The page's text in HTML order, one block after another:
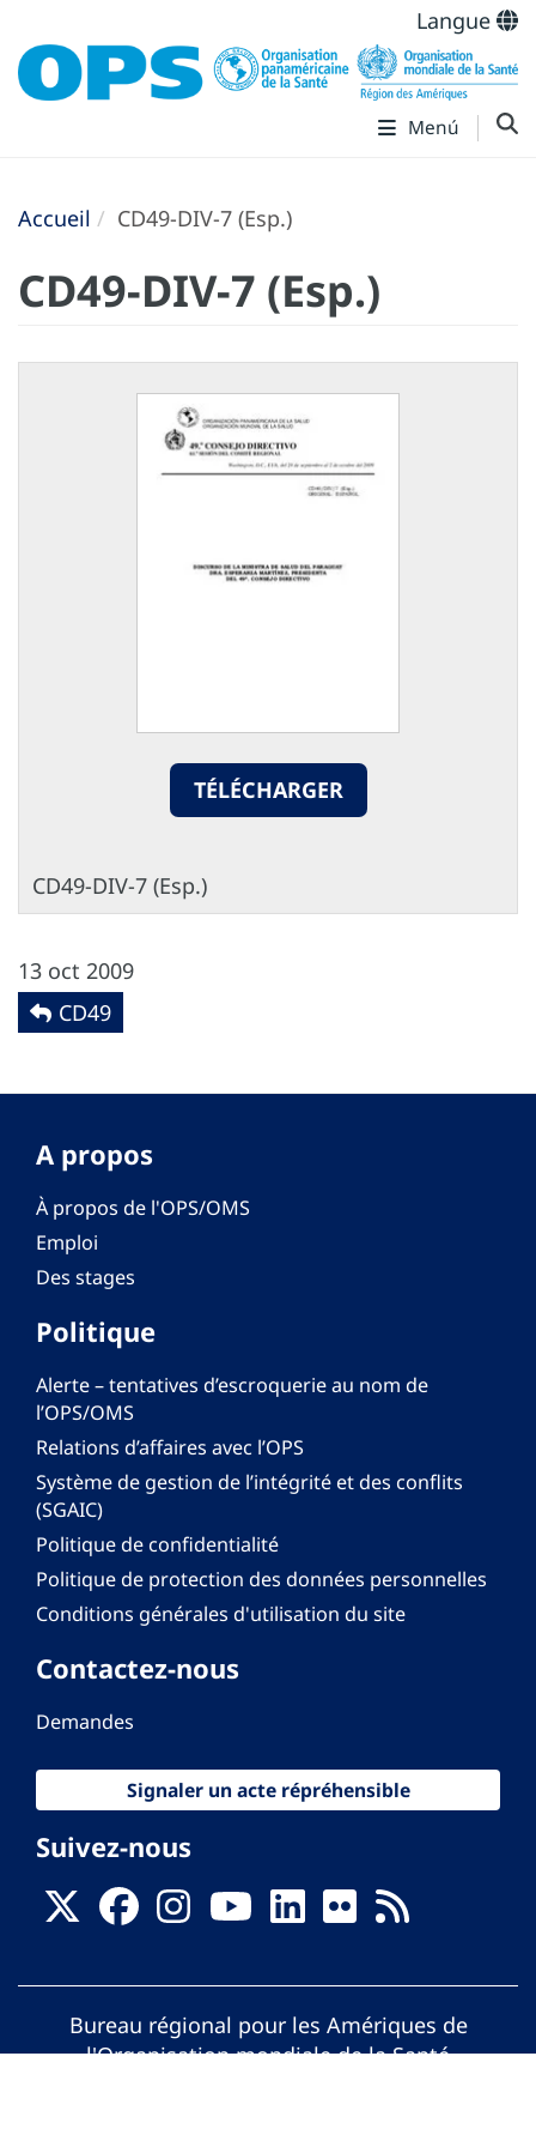
Langue
Menú
Accueil CD49-DIV-7 (Esp.)
CD49-DIV-7 (Esp.)
TÉLÉCHARGER
CD49-DIV-7 (Esp.)
13 oct 2009
CD49
A propos
À propos de l'OPS/OMS
Emploi
Des stages
Politique
Alerte – tentatives d’escroquerie au nom de
l’OPS/OMS
Relations d’affaires avec l’OPS
Système de gestion de l’intégrité et des conflits
(SGAIC)
Politique de confidentialité
Politique de protection des données personnelles
Conditions générales d'utilisation du site
Contactez-nous
Demandes
Signaler un acte répréhensible
Suivez-nous
Bureau régional pour les Amériques de
l'Organisation mondiale de la Santé